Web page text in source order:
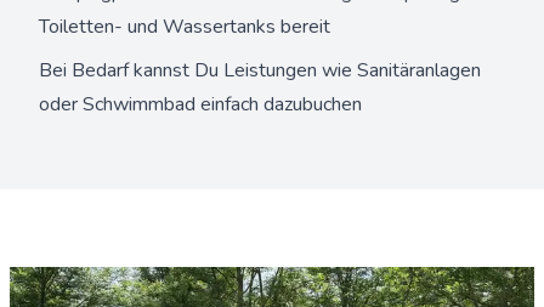
Toiletten- und Wassertanks bereit
Bei Bedarf kannst Du Leistungen wie Sanitäranlagen
oder Schwimmbad einfach dazubuchen